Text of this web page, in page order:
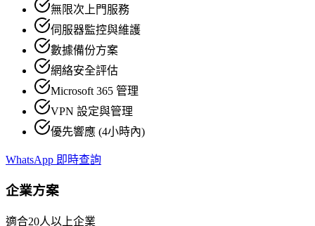
無限次上門服務
伺服器監控與維護
數據備份方案
網絡安全評估
Microsoft 365 管理
VPN 設定與管理
優先響應 (4小時內)
WhatsApp 即時查詢
企業方案
適合20人以上企業